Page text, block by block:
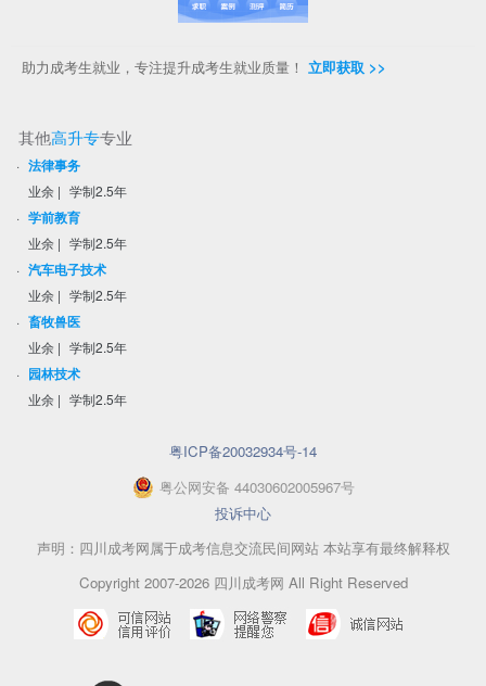
助力成考生就业，专注提升成考生就业质量！ 立即获取 >>
其他高升专专业
· 法律事务
业余 | 学制2.5年
· 学前教育
业余 | 学制2.5年
· 汽车电子技术
业余 | 学制2.5年
· 畜牧兽医
业余 | 学制2.5年
· 园林技术
业余 | 学制2.5年
粤ICP备20032934号-14
粤公网安备 44030602005967号
投诉中心
声明：四川成考网属于成考信息交流民间网站 本站享有最终解释权
Copyright 2007-2026 四川成考网 All Right Reserved